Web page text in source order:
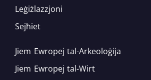
Leġiżlazzjoni
Sejħiet
Jiem Ewropej tal-Arkeoloġija
Jiem Ewropej tal-Wirt